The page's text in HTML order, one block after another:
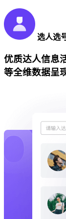
选人选
优质达人信息
等全维数据呈